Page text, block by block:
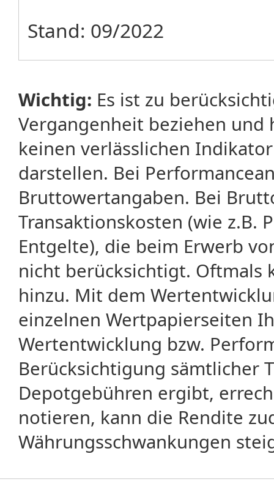
Stand: 09/2022
Wichtig: Es ist zu
Vergangenheit beziehen
keinen verlässlichen
darstellen. Bei
Bruttowertangaben. Bei
Transaktionskosten (wie z.B.
Entgelte), die beim Erwerb
nicht berücksichtigt. Oftmals
hinzu. Mit dem
einzelnen Wertpapierseiten
Wertentwicklung bzw.
Berücksichtigung sämtlicher
Depotgebühren ergibt,
notieren, kann die Rendite
Währungsschwankungen